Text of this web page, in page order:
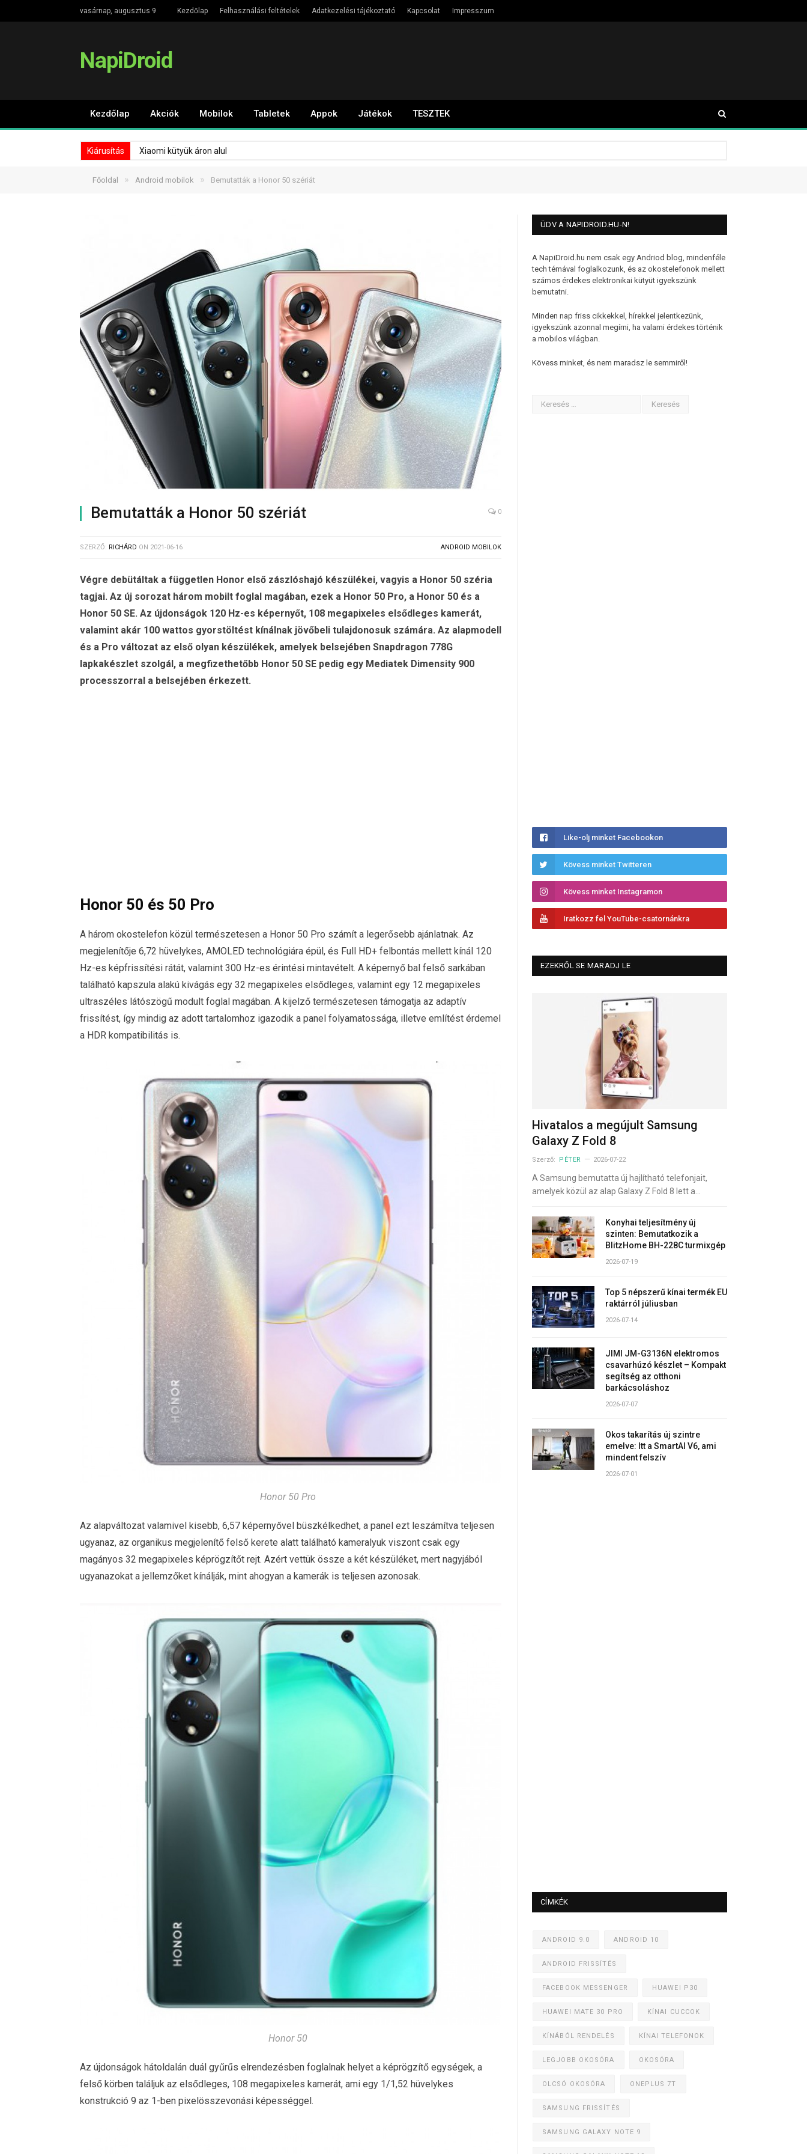
vasárnap, augusztus 9 Kezdőlap Felhasználási feltételek Adatkezelési tájékoztató Kapcsolat Impresszum
NapiDroid
Kezdőlap Akciók Mobilok Tabletek Appok Játékok TESZTEK
Kiárusítás Xiaomi kütyük áron alul
Főoldal » Android mobilok » Bemutatták a Honor 50 szériát
Bemutatták a Honor 50 szériát 0
SZERZŐ: RICHÁRD ON 2021-06-16 ANDROID MOBILOK
Végre debütáltak a független Honor első zászlóshajó készülékei, vagyis a Honor 50 széria
tagjai. Az új sorozat három mobilt foglal magában, ezek a Honor 50 Pro, a Honor 50 és a
Honor 50 SE. Az újdonságok 120 Hz-es képernyőt, 108 megapixeles elsődleges kamerát,
valamint akár 100 wattos gyorstöltést kínálnak jövőbeli tulajdonosuk számára. Az alapmodell
és a Pro változat az első olyan készülékek, amelyek belsejében Snapdragon 778G
lapkakészlet szolgál, a megfizethetőbb Honor 50 SE pedig egy Mediatek Dimensity 900
processzorral a belsejében érkezett.
Honor 50 és 50 Pro
A három okostelefon közül természetesen a Honor 50 Pro számít a legerősebb ajánlatnak. Az
megjelenítője 6,72 hüvelykes, AMOLED technológiára épül, és Full HD+ felbontás mellett kínál 120
Hz-es képfrissítési rátát, valamint 300 Hz-es érintési mintavételt. A képernyő bal felső sarkában
található kapszula alakú kivágás egy 32 megapixeles elsődleges, valamint egy 12 megapixeles
ultraszéles látószögű modult foglal magában. A kijelző természetesen támogatja az adaptív
frissítést, így mindig az adott tartalomhoz igazodik a panel folyamatossága, illetve említést érdemel
a HDR kompatibilitás is.
Honor 50 Pro
Az alapváltozat valamivel kisebb, 6,57 képernyővel büszkélkedhet, a panel ezt leszámítva teljesen
ugyanaz, az organikus megjelenítő felső kerete alatt található kameralyuk viszont csak egy
magányos 32 megapixeles képrögzítőt rejt. Azért vettük össze a két készüléket, mert nagyjából
ugyanazokat a jellemzőket kínálják, mint ahogyan a kamerák is teljesen azonosak.
Honor 50
Az újdonságok hátoldalán duál gyűrűs elrendezésben foglalnak helyet a képrögzítő egységek, a
felső körben találjuk az elsődleges, 108 megapixeles kamerát, ami egy 1/1,52 hüvelykes
konstrukció 9 az 1-ben pixelösszevonási képességgel.
ÜDV A NAPIDROID.HU-N!
A NapiDroid.hu nem csak egy Andriod blog, mindenféle
tech témával foglalkozunk, és az okostelefonok mellett
számos érdekes elektronikai kütyüt igyekszünk
bemutatni.
Minden nap friss cikkekkel, hírekkel jelentkezünk,
igyekszünk azonnal megírni, ha valami érdekes történik
a mobilos világban.
Kövess minket, és nem maradsz le semmiről!
Like-olj minket Facebookon
Kövess minket Twitteren
Kövess minket Instagramon
Iratkozz fel YouTube-csatornánkra
EZEKRŐL SE MARADJ LE
Hivatalos a megújult Samsung
Galaxy Z Fold 8
Szerző: PÉTER 2026-07-22
A Samsung bemutatta új hajlítható telefonjait,
amelyek közül az alap Galaxy Z Fold 8 lett a…
Konyhai teljesítmény új
szinten: Bemutatkozik a
BlitzHome BH-228C turmixgép
2026-07-19
Top 5 népszerű kínai termék EU
raktárról júliusban
2026-07-14
JIMI JM-G3136N elektromos
csavarhúzó készlet – Kompakt
segítség az otthoni
barkácsoláshoz
2026-07-07
Okos takarítás új szintre
emelve: Itt a SmartAI V6, ami
mindent felszív
2026-07-01
CÍMKÉK
ANDROID 9.0 ANDROID 10
ANDROID FRISSÍTÉS
FACEBOOK MESSENGER HUAWEI P30
HUAWEI MATE 30 PRO KÍNAI CUCCOK
KÍNÁBÓL RENDELÉS KÍNAI TELEFONOK
LEGJOBB OKOSÓRA OKOSÓRA
OLCSÓ OKOSÓRA ONEPLUS 7T
SAMSUNG FRISSÍTÉS
SAMSUNG GALAXY NOTE 9